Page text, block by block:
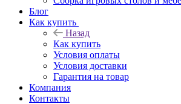
Блог
Как купить
Назад
Как купить
Условия оплаты
Условия доставки
Гарантия на товар
Компания
Контакты